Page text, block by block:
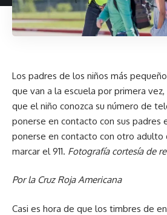
Los padres de los niños más
que van a la escuela por primera
que el niño conozca su número de
ponerse en contacto con sus padres
ponerse en contacto con otro adulto
marcar el 911. Fotografía cortesía de
Por la Cruz Roja Americana
Casi es hora de que los timbres de